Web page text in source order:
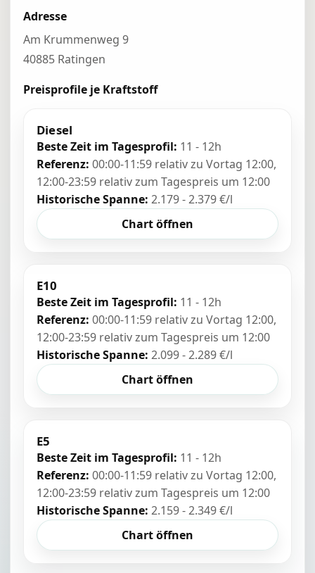
Adresse
Am Krummenweg 9
40885 Ratingen
Preisprofile je Kraftstoff
Diesel
Beste Zeit im Tagesprofil: 11 - 12h
Referenz: 00:00-11:59 relativ zu Vortag 12:00,
12:00-23:59 relativ zum Tagespreis um 12:00
Historische Spanne: 2.179 - 2.379 €/l
Chart öffnen
E10
Beste Zeit im Tagesprofil: 11 - 12h
Referenz: 00:00-11:59 relativ zu Vortag 12:00,
12:00-23:59 relativ zum Tagespreis um 12:00
Historische Spanne: 2.099 - 2.289 €/l
Chart öffnen
E5
Beste Zeit im Tagesprofil: 11 - 12h
Referenz: 00:00-11:59 relativ zu Vortag 12:00,
12:00-23:59 relativ zum Tagespreis um 12:00
Historische Spanne: 2.159 - 2.349 €/l
Chart öffnen